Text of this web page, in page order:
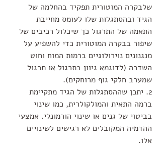
שלבקרה המוטורית תפקיד בהחלמה של
הגיד ובהסתגלות שלו לעומס מחייבת
התאמה של התרגול כך שיכלול רכיבים של
שיפור בבקרה המוטורית כדי להשפיע על
מנגנונים נוירולוגיים ברמות המוח וחוט
השדרה (לדוגמא גיוון בתרגול או תרגול
שמערב חלקי גוף מרוחקים).
2. יתכן שההסתגלות של הגיד מתקיימת
ברמה התאית והמולקולרית, כמו שינוי
בביטוי של גנים או שינוי הורמונלי. אמצעי
ההדמיה המקובלים לא רגישים לשינויים
אלו.